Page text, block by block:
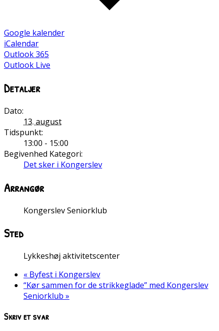
Google kalender
iCalendar
Outlook 365
Outlook Live
Detaljer
Dato:
13. august
Tidspunkt:
13:00 - 15:00
Begivenhed Kategori:
Det sker i Kongerslev
Arrangør
Kongerslev Seniorklub
Sted
Lykkeshøj aktivitetscenter
« Byfest i Kongerslev
“Kør sammen for de strikkeglade” med Kongerslev
Seniorklub »
Skriv et svar